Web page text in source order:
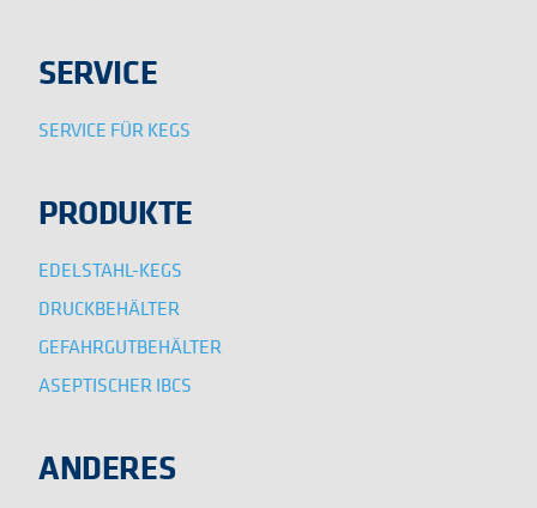
SERVICE
SERVICE FÜR KEGS
PRODUKTE
EDELSTAHL-KEGS
DRUCKBEHÄLTER
GEFAHRGUTBEHÄLTER
ASEPTISCHER IBCS
ANDERES